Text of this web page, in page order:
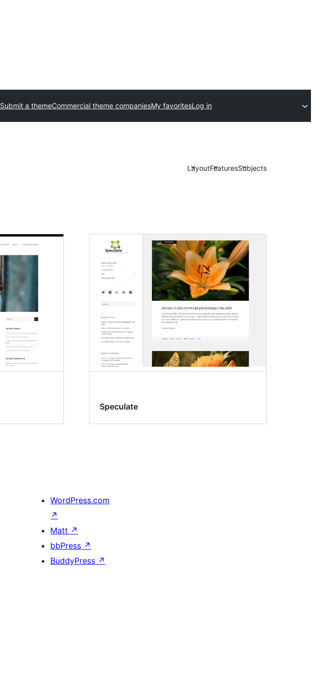
Submit a themeCommercial theme companiesMy favoritesLog in
LayoutFeaturesSubjects
Speculate
WordPress.com
↗
Matt ↗
bbPress ↗
BuddyPress ↗